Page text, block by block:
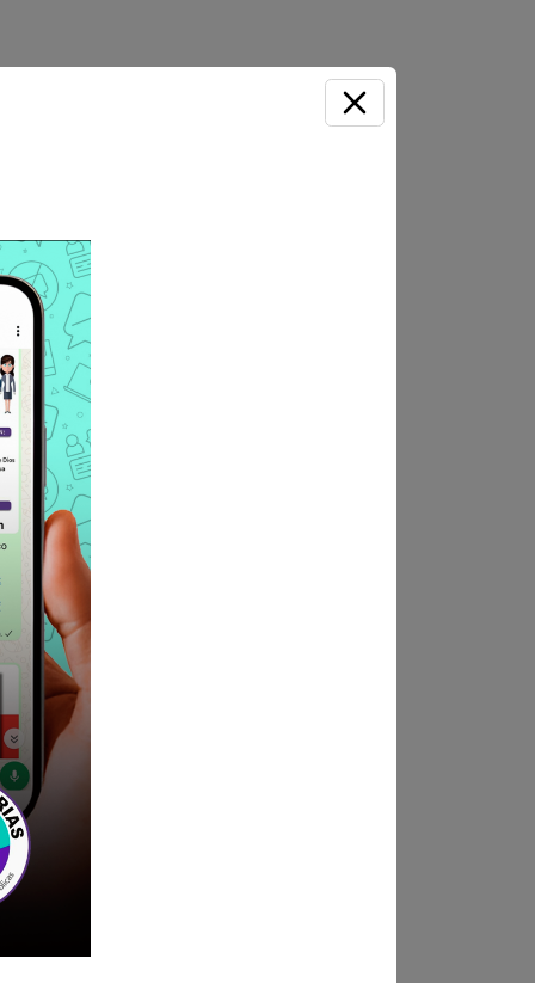
las bases